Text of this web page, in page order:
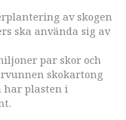
av skogen
ska använda sig av
par skor och
skokartong
har plasten i